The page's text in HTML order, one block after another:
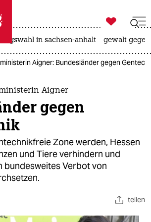
taz zahl ich
taz zahl ich

taz zahl ich
in sachsen-anhalt gewalt
Aigner: Bundesländer gegen
Aigner
gegen
Zone werden, Hessen
und Tiere verhindern und
bundesweites Verbot von
teilen